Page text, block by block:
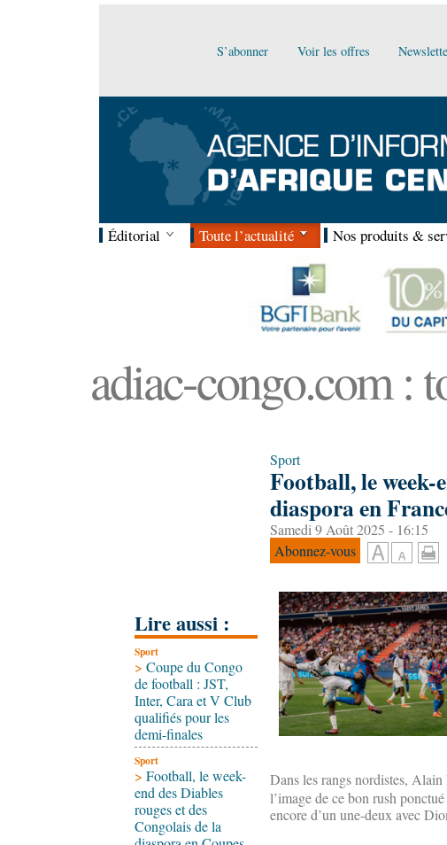
S’abonner Voir les offres
Éditorial Toute l’actualité Nos produits &
adiac-congo.com :
Lire aussi :
Sport
> Coupe du Congo
de football : JST,
Inter, Cara et V Club
qualifiés pour les
demi-finales
Sport
> Football, le week-
end des Diables
rouges et des
Congolais de la
Sport
Football, le week-
diaspora en
Samedi 9 Août 2025 - 16:15
Abonnez-vous
Dans les rangs nordistes,
l’image de ce bon rush
encore d’un une-deux avec